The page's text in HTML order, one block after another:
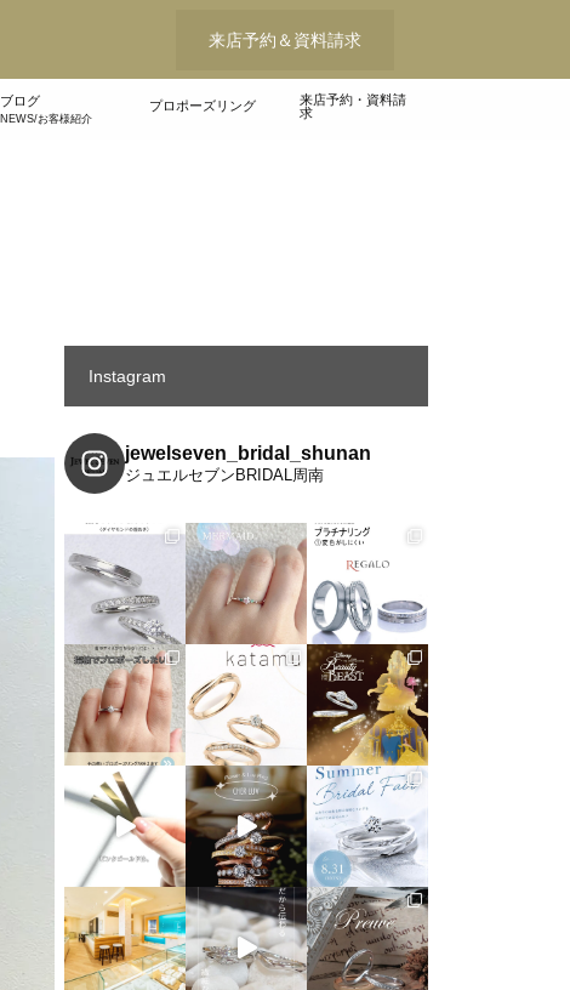
来店予約＆資料請求
ブログ
NEWS/お客様紹介
プロポーズリング
来店予約・資料請
求
Instagram
jewelseven_bridal_shunan
ジュエルセブンBRIDAL周南